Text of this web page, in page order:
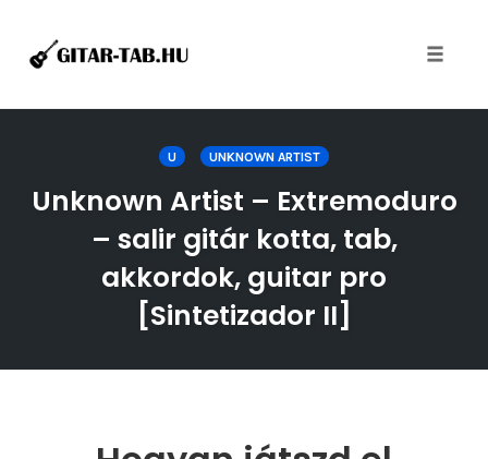
U UNKNOWN ARTIST
Unknown Artist – Extremoduro
– salir gitár kotta, tab,
akkordok, guitar pro
[Sintetizador II]